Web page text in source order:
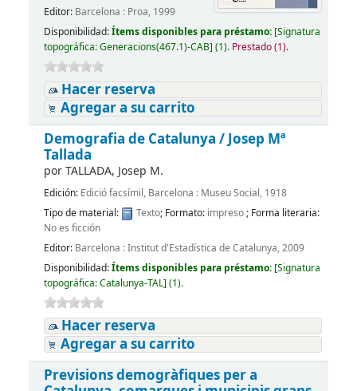
Editor: Barcelona : Proa, 1999
Disponibilidad:Ítems disponibles para préstamo: [Signatura
topográfica:Generacions(467.1)-CAB] (1). Prestado (1).
Hacer reserva
Agregar a su carrito
Demografia de Catalunya /Josep Mª
Tallada
porTALLADA, Josep M.
Edición: Edició facsímil, Barcelona : Museu Social, 1918
Tipo de material:
Texto; Formato: impreso; Forma literaria:
No es ficción
Editor: Barcelona : Institut d'Estadística de Catalunya, 2009
Disponibilidad:Ítems disponibles para préstamo: [Signatura
topográfica:Catalunya-TAL] (1).
Hacer reserva
Agregar a su carrito
Previsions demogràfiques per a